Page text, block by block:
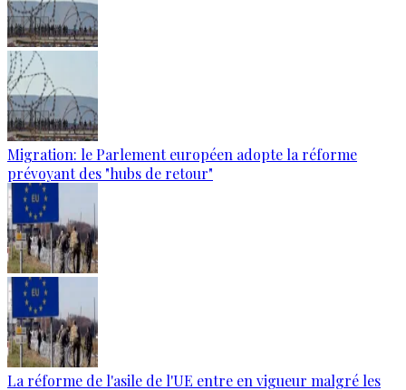
Migration: le Parlement européen adopte la réforme
prévoyant des "hubs de retour"
La réforme de l'asile de l'UE entre en vigueur malgré les